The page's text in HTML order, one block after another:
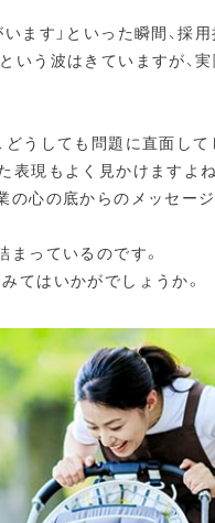
ます」といった瞬間、採
いう波はきていますが、
うしても問題に直面して
表現もよく見かけますよ
の心の底からのメッセージ
まっているのです。
てはいかがでしょうか。